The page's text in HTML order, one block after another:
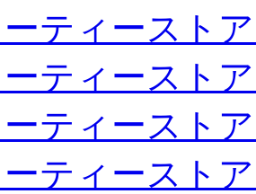
ティースト
ティースト
ティースト
ティースト